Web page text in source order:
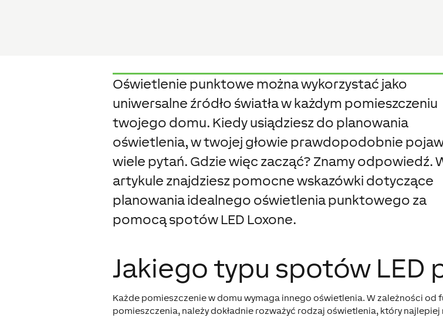
Oświetlenie punktowe można wykorzystać jako
uniwersalne źródło światła w każdym pomieszczeniu
twojego domu. Kiedy usiądziesz do planowania
oświetlenia, w twojej głowie prawdopodobnie
wiele pytań. Gdzie więc zacząć? Znamy odpowiedź.
artykule znajdziesz pomocne wskazówki dotyczące
planowania idealnego oświetlenia punktowego za
pomocą spotów LED Loxone.
Jakiego typu spotów LED
Każde pomieszczenie w domu wymaga innego oświetlenia. W zależności
pomieszczenia, należy dokładnie rozważyć rodzaj oświetlenia, który najlepiej